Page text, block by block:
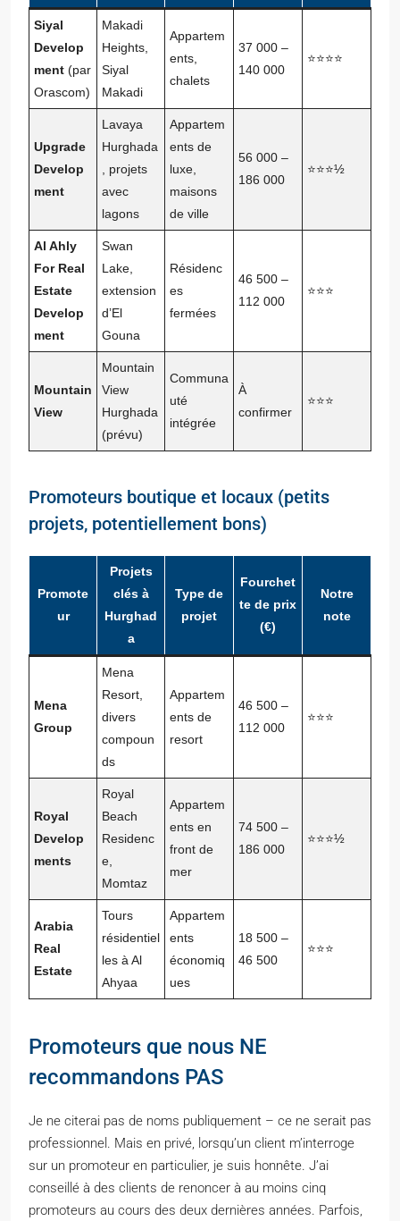
Siyal
Develop
ment (par
Orascom)
Makadi
Heights,
Siyal
Makadi
Appartem
ents,
chalets
37 000 –
140 000
⭐⭐⭐⭐
Upgrade
Develop
ment
Lavaya
Hurghada
, projets
avec
lagons
Appartem
ents de
luxe,
maisons
de ville
56 000 –
186 000
⭐⭐⭐½
Al Ahly
For Real
Estate
Develop
ment
Swan
Lake,
extension
d’El
Gouna
Résidenc
es
fermées
46 500 –
112 000
⭐⭐⭐
Mountain
View
Mountain
View
Hurghada
(prévu)
Communa
uté
intégrée
À
confirmer
⭐⭐⭐
Promoteurs boutique et locaux (petits
projets, potentiellement bons)
Promote
ur
Projets
clés à
Hurghad
a
Type de
projet
Fourchet
te de prix
(€)
Notre
note
Mena
Group
Mena
Resort,
divers
compoun
ds
Appartem
ents de
resort
46 500 –
112 000
⭐⭐⭐
Royal
Develop
ments
Royal
Beach
Residenc
e,
Momtaz
Appartem
ents en
front de
mer
74 500 –
186 000
⭐⭐⭐½
Arabia
Real
Estate
Tours
résidentiel
les à Al
Ahyaa
Appartem
ents
économiq
ues
18 500 –
46 500
⭐⭐⭐
Promoteurs que nous NE
recommandons PAS
Je ne citerai pas de noms publiquement – ce ne serait pas
professionnel. Mais en privé, lorsqu’un client m’interroge
sur un promoteur en particulier, je suis honnête. J’ai
conseillé à des clients de renoncer à au moins cinq
promoteurs au cours des deux dernières années. Parfois,